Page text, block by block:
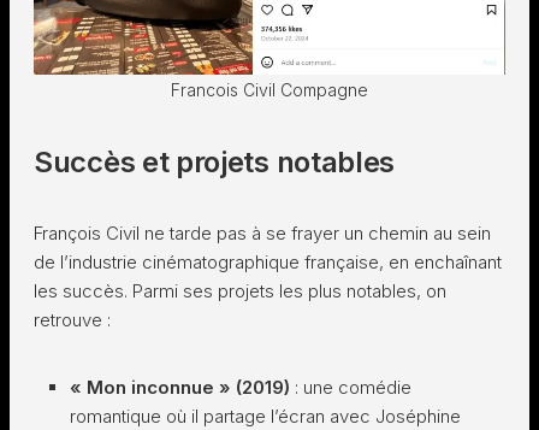
Francois Civil Compagne
Succès et projets notables
François Civil ne tarde pas à se frayer un chemin au sein
de l’industrie cinématographique française, en enchaînant
les succès. Parmi ses projets les plus notables, on
retrouve :
« Mon inconnue » (2019) : une comédie
romantique où il partage l’écran avec Joséphine